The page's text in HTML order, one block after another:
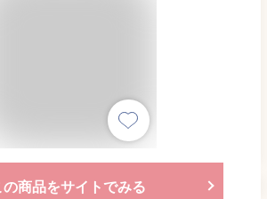
の商品をサイトでみる